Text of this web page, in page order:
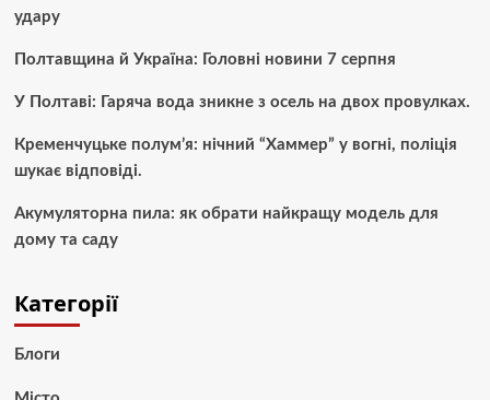
удару
Полтавщина й Україна: Головні новини 7 серпня
У Полтаві: Гаряча вода зникне з осель на двох провулках.
Кременчуцьке полум’я: нічний “Хаммер” у вогні, поліція
шукає відповіді.
Акумуляторна пила: як обрати найкращу модель для
дому та саду
Категорії
Блоги